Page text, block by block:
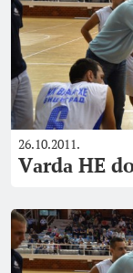
26.10.2011.
Vаrdа HE